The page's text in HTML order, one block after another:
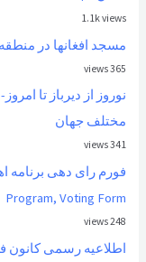
1.1k views
مسجد افغانها در منطقه 5 شهر وین
365 views
نوروز از ديرباز تا
مختلف جهان
341 views
Program, Voting Form
248 views
اطلاعیه رسمی کانون